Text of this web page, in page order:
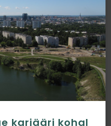
karjääri kohal